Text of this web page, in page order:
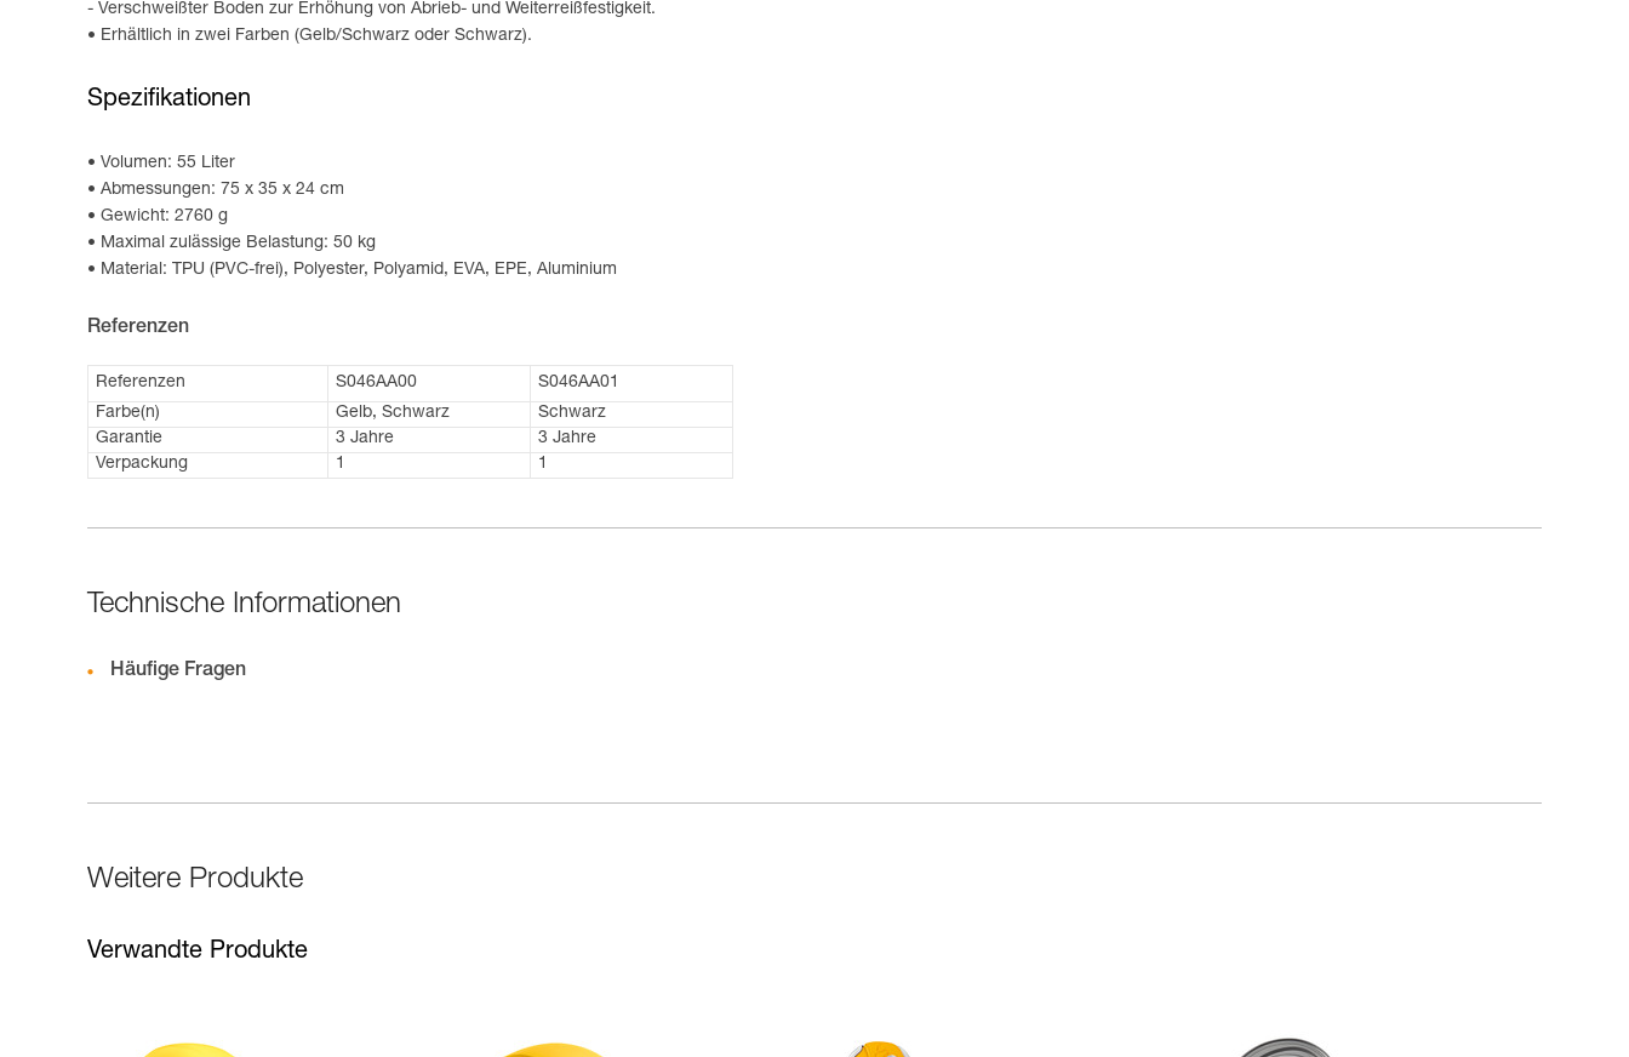
- Verschweißter Boden zur Erhöhung von Abrieb- und Weiterreißfestigkeit.
Erhältlich in zwei Farben (Gelb/Schwarz oder Schwarz).
Spezifikationen
Volumen: 55 Liter
Abmessungen: 75 x 35 x 24 cm
Gewicht: 2760 g
Maximal zulässige Belastung: 50 kg
Material: TPU (PVC-frei), Polyester, Polyamid, EVA, EPE, Aluminium
Referenzen
Referenzen S046AA00
S046AA01
Farbe(n)
Gelb, Schwarz
Schwarz
Garantie
3 Jahre
3 Jahre
Verpackung
1 1
Technische Informationen
Häufige Fragen
Weitere Produkte
Verwandte Produkte